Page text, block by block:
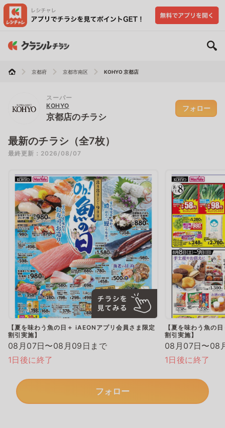
京都府 京都市南区 KOHYO 京都店
スーパー
KOHYO
京都店のチラシ
フォロー
最新のチラシ（全7枚）
最終更新：2026/08/07
【夏を味わう魚の日＋ iAEONアプリ会員さま限定
割引実施】
08月07日〜08月09日まで
1日後に終了
【夏を味わう魚の
割引実施】
08月07日〜08
1日後に終了
フォロー